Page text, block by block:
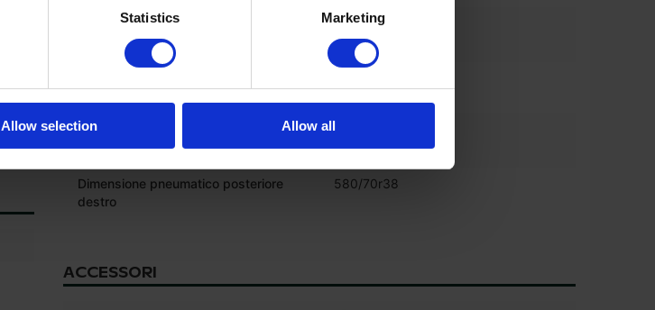
Statistics Marketing
Allow selection Allow all
Produttore del pneumatico posteriore
MICHELIN
Produttore pneumatico posteriore
destro
MICHELIN
Dimensione pneumatico posteriore
destro
580/70r38
ACCESSORI